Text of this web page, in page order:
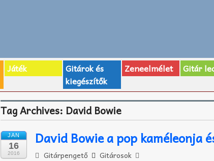
Játék
Gitárok és
kiegészítők
Zeneelmélet Gitár
Tag Archives: David Bowie
JAN
16
2016
David Bowie a pop kaméleonja
Gitárpengető Gitárosok